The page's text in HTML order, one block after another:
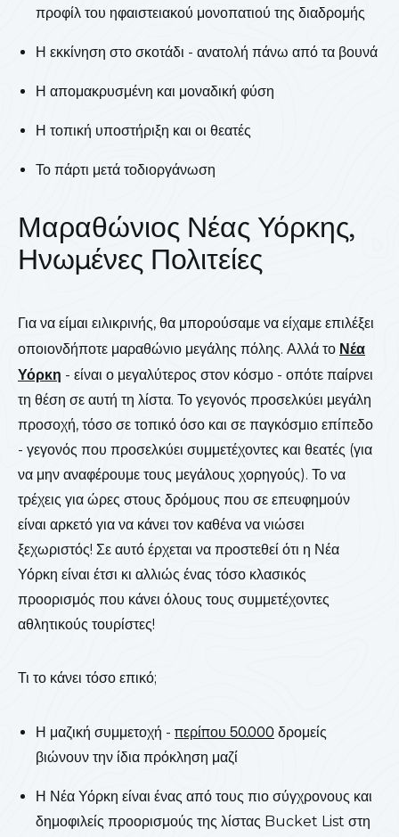
προφίλ του ηφαιστειακού μονοπατιού της διαδρομής
Η εκκίνηση στο σκοτάδι - ανατολή πάνω από τα βουνά
Η απομακρυσμένη και μοναδική φύση
Η τοπική υποστήριξη και οι θεατές
Το πάρτι μετά τοδιοργάνωση
Μαραθώνιος Νέας Υόρκης,
Ηνωμένες Πολιτείες
Για να είμαι ειλικρινής, θα μπορούσαμε να είχαμε επιλέξει
οποιονδήποτε μαραθώνιο μεγάλης πόλης. Αλλά το Νέα
Υόρκη - είναι ο μεγαλύτερος στον κόσμο - οπότε παίρνει
τη θέση σε αυτή τη λίστα. Το γεγονός προσελκύει μεγάλη
προσοχή, τόσο σε τοπικό όσο και σε παγκόσμιο επίπεδο
- γεγονός που προσελκύει συμμετέχοντες και θεατές (για
να μην αναφέρουμε τους μεγάλους χορηγούς). Το να
τρέχεις για ώρες στους δρόμους που σε επευφημούν
είναι αρκετό για να κάνει τον καθένα να νιώσει
ξεχωριστός! Σε αυτό έρχεται να προστεθεί ότι η Νέα
Υόρκη είναι έτσι κι αλλιώς ένας τόσο κλασικός
προορισμός που κάνει όλους τους συμμετέχοντες
αθλητικούς τουρίστες!
Τι το κάνει τόσο επικό;
Η μαζική συμμετοχή - περίπου 50.000 δρομείς
βιώνουν την ίδια πρόκληση μαζί
Η Νέα Υόρκη είναι ένας από τους πιο σύγχρονους και
δημοφιλείς προορισμούς της λίστας Bucket List στη